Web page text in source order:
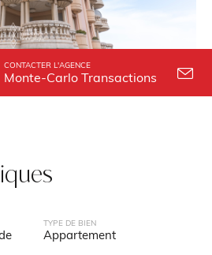
CONTACTER L'AGENCE
Monte-Carlo Transactions
TYPE DE BIEN
Appartement